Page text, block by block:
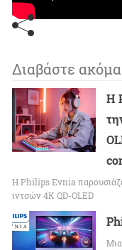
Διαβάστε ακόμα
Η
Η Philips Evnia
ιντσών 4K QD-OLED